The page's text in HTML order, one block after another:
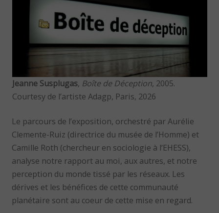
Jeanne Susplugas, Boîte de Déception, 2005.
Courtesy de l’artiste Adagp, Paris, 2026
Le parcours de l’exposition, orchestré par Aurélie
Clemente-Ruiz (directrice du musée de l’Homme) et
Camille Roth (chercheur en sociologie à l’EHESS),
analyse notre rapport au moi, aux autres, et notre
perception du monde tissé par les réseaux. Les
dérives et les bénéfices de cette communauté
planétaire sont au coeur de cette mise en regard.